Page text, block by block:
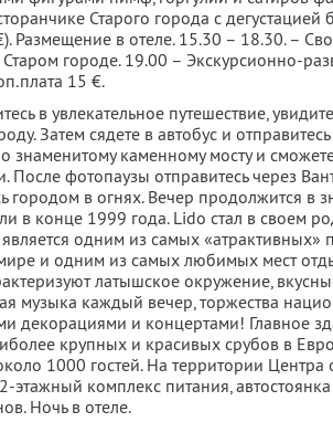
Старого города с
Размещение в отеле. 15.30 – 18.30. –
городе. 19.00 – Экскурсионно-
15 €.
в увлекательное путешествие,
Затем сядете в автобус и
знаменитому каменному мосту и
После фотопаузы отправитесь через
городом в огнях. Вечер продолжится в
в конце 1999 года. Lido стал в своем
одним из самых «атрактивных»
и одним из самых любимых мест
латышское окружение,
музыка каждый вечер, торжества
декорациями и концертами! Главное
крупных и красивых срубов в
1000 гостей. На территории Центра
этажный комплекс питания,
Ночь в отеле.